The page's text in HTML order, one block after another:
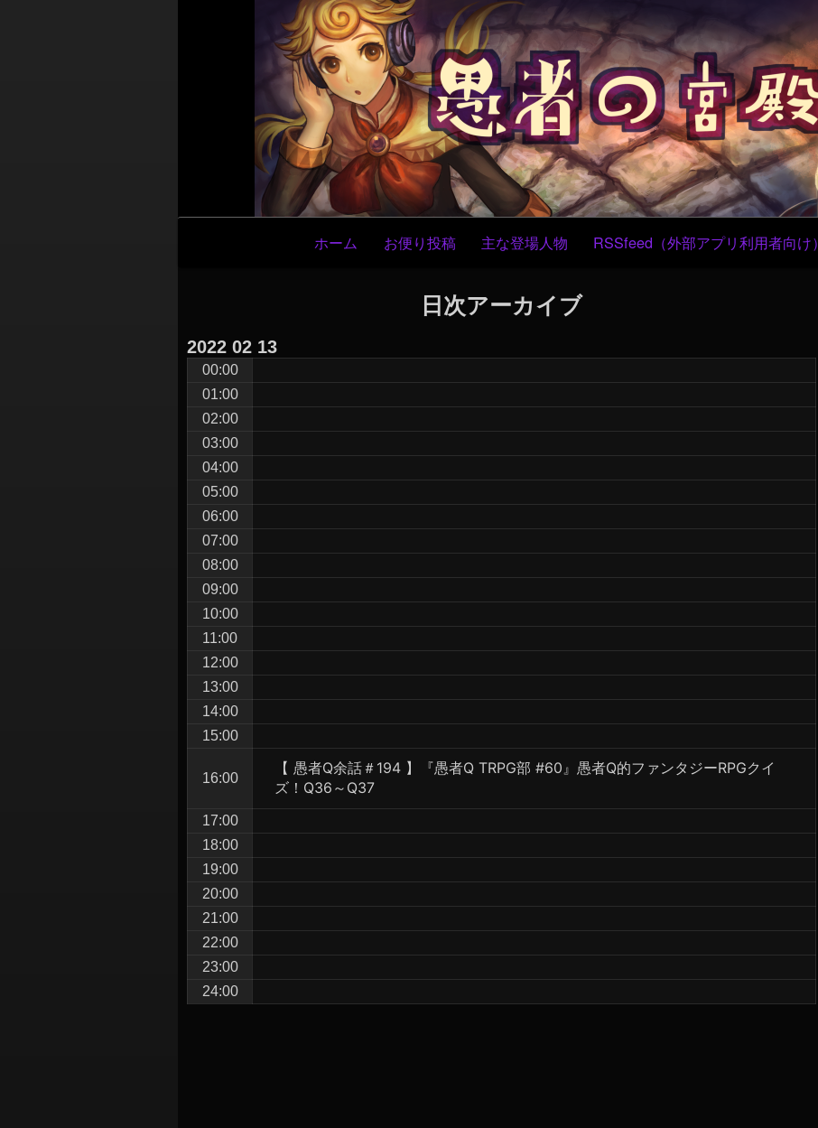
ン
テ
ン
ツ
へ
ス
キ
ッ
プ
to
CUSTOM_HTML-
4
to
CUSTOM_HTML-
3
to
RECENT-
POSTS-
2
to
TEXT-
5
to
BLOCK-
4
to
BLOCK-
5
to
BLOCK-
3
to
TEXT-
3
to
TEXT-
9
to
BLOCK-
7
ビ
ゲ
ホーム お便り投稿 主な登場人物 RSSfeed（外部アプリ利用者向け）
日次アーカイブ
2022 02 13
00:00
01:00
02:00
03:00
04:00
05:00
06:00
07:00
08:00
09:00
10:00
11:00
12:00
13:00
14:00
15:00
16:00
【 愚者Q余話＃194 】『愚者Q TRPG部 #60』愚者Q的ファンタジーRPGクイ
ズ！Q36～Q37
17:00
18:00
19:00
20:00
21:00
22:00
23:00
24:00